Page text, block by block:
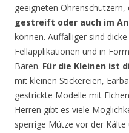
geeigneten Ohrenschützern,
gestreift oder auch im
können. Auffälliger sind
Fellapplikationen und in
Bären. Für die Kleinen ist
mit kleinen Stickereien,
gestrickte Modelle mit
Herren gibt es viele
sperrige Mütze vor der